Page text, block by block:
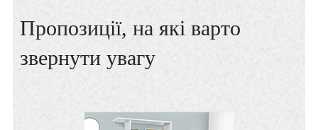
Пропозиції, на які варто
звернути увагу